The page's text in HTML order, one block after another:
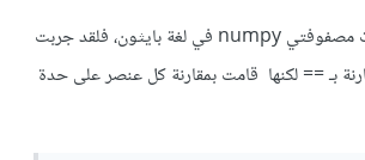
أريد مقارنة محتويات مصفوفتي numpy في لغة بايثون، فلقد جربت
بـ == لكنها قامت بمقارنة كل عنصر على حدة